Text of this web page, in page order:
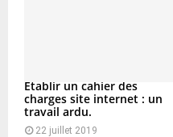
Etablir un cahier des
charges site internet : un
travail ardu.
22 juillet 2019